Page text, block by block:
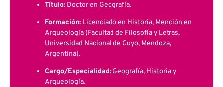
Título: Doctor en Geografía.
Formación: Licenciado en Historia, Mención en
Arqueología (Facultad de Filosofía y Letras,
Universidad Nacional de Cuyo, Mendoza,
Argentina).
Cargo/Especialidad: Geografía, Historia y
Arqueología.